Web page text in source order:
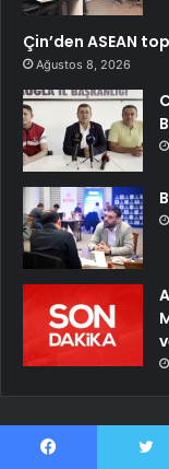
Çin’den ASEAN
Ağustos 8, 2026